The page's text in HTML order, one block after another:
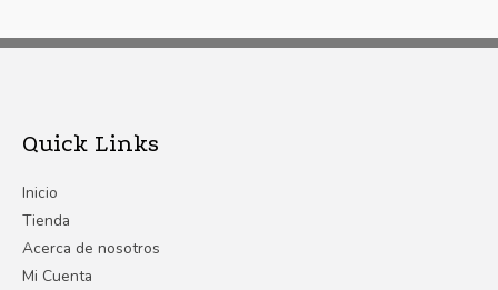
Quick Links
Inicio
Tienda
Acerca de nosotros
Mi Cuenta